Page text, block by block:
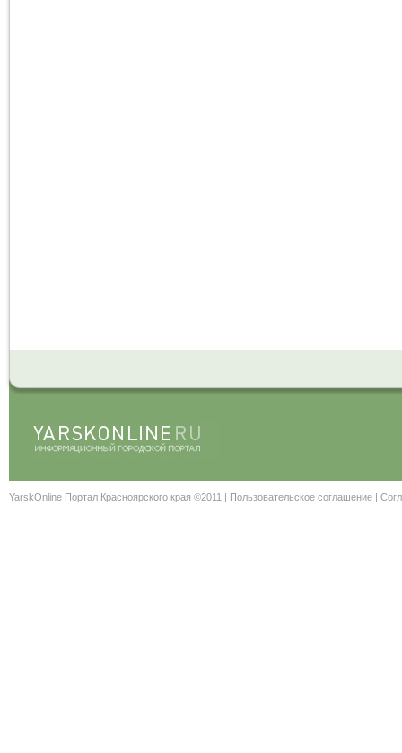
YarskOnline Портал Красноярского края ©2011 | Пользовательское соглашение |